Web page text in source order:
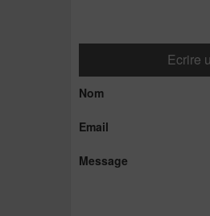
Ecrire
Nom
Email
Message